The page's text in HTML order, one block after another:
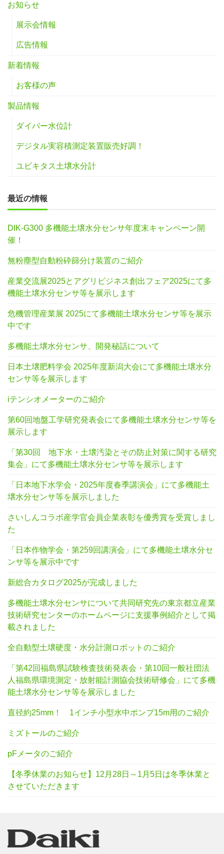
お知らせ
展示会情報
広告情報
新着情報
お客様の声
製品情報
ダイバー水位計
デジタル実容積測定装置販売好調！
ユビキタス土壌水分計
最近の情報
DIK-G300 多機能土壌水分センサ年度末キャンペーン開
催！
無粉塵型自動粉砕篩分け装置のご紹介
産業交流展2025とアグリビジネス創出フェア2025にて多
機能土壌水分センサ等を展示します
危機管理産業展 2025にて多機能土壌水分センサ等を展示
中です
多機能土壌水分センサ、開発秘話について
日本土壌肥料学会 2025年度新潟大会にて多機能土壌水分
センサ等を展示します
iテンシオメーターのご紹介
第60回地盤工学研究発表会にて多機能土壌水分センサ等を
展示します
「第30回 地下水・土壌汚染とその防止対策に関する研究
集会」にて多機能土壌水分センサ等を展示します
「日本地下水学会・2025年度春季講演会」にて多機能土
壌水分センサ等を展示しました
さいしんコラボ産学官会員企業表彰を優秀賞を受賞しまし
た
「日本作物学会・第259回講演会」にて多機能土壌水分セ
ンサ等を展示中です
新総合カタログ2025が完成しました
多機能土壌水分センサについて共同研究先の東京都立産業
技術研究センターのホームページに支援事例紹介として掲
載されました
全自動型土壌硬度・水分計測ロボットのご紹介
「第42回福島県試験検査技術発表会・第10回一般社団法
人福島県環境測定・放射能計測協会技術研修会」にて多機
能土壌水分センサ等を展示しました
直径約25mm！ 1インチ小型水中ポンプ15m用のご紹介
ミズトールのご紹介
pFメータのご紹介
【冬季休業のお知らせ】12月28日～1月5日は冬季休業と
させていただきます